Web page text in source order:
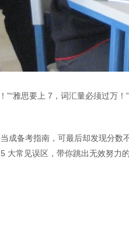
雅思要上 7，词汇量必须过万
成备考指南，可最后却发现分
大常见误区，带你跳出无效努力的